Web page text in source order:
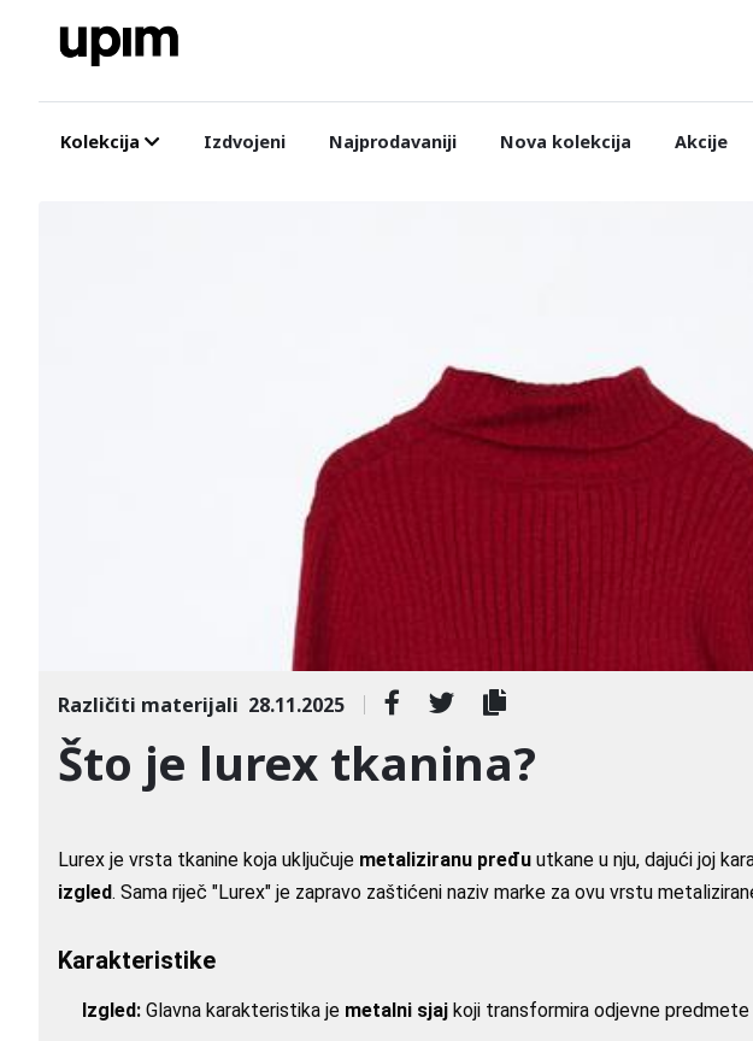
Kolekcija Izdvojeni Najprodavaniji Nova kolekcija Akcije
Različiti materijali 28.11.2025
Što je lurex tkanina?
Lurex je vrsta tkanine koja uključuje metaliziranu pređuutkane u nju, dajući joj
izgled. Sama riječ "Lurex" je zapravo zaštićeni naziv marke za ovu vrstu
Karakteristike
Izgled:Glavna karakteristika je metalni sjajkoji transformira odjevne predmete